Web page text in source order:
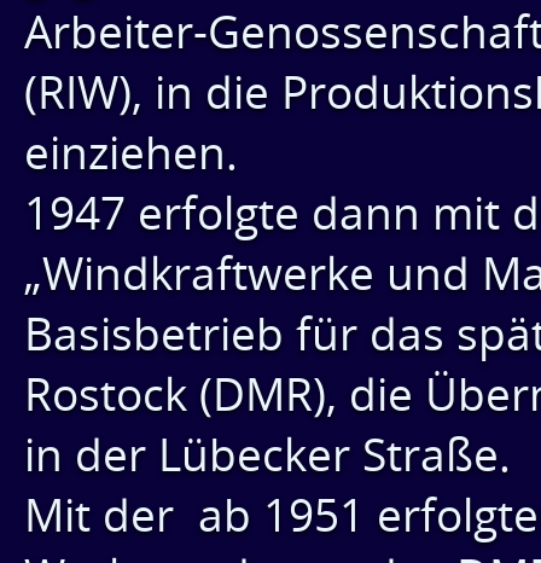
Arbeiter-
(RIW), in die
einziehen.
1947 erfolgte dann mit
„Windkraftwerke und
Basisbetrieb für das
Rostock (DMR), die
in der Lübecker Straße.
Mit der ab 1951